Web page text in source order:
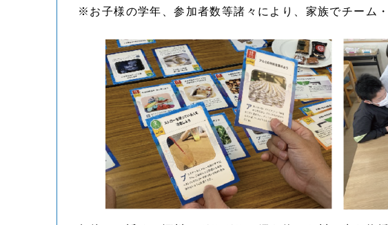
※お子様の学年、参加者数等諸々により、家族でチーム